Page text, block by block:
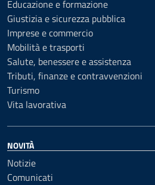
Educazione e formazione
Giustizia e sicurezza pubblica
Imprese e commercio
Mobilità e trasporti
Salute, benessere e assistenza
Tributi, finanze e contravvenzioni
Turismo
Vita lavorativa
NOVITÀ
Notizie
Comunicati